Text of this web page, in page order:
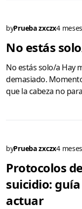
byPrueba zxczx4
No estás
No estás solo/a Hay
demasiado.
que la cabeza no
byPrueba zxczx4
Protocolos
suicidio:
actuar